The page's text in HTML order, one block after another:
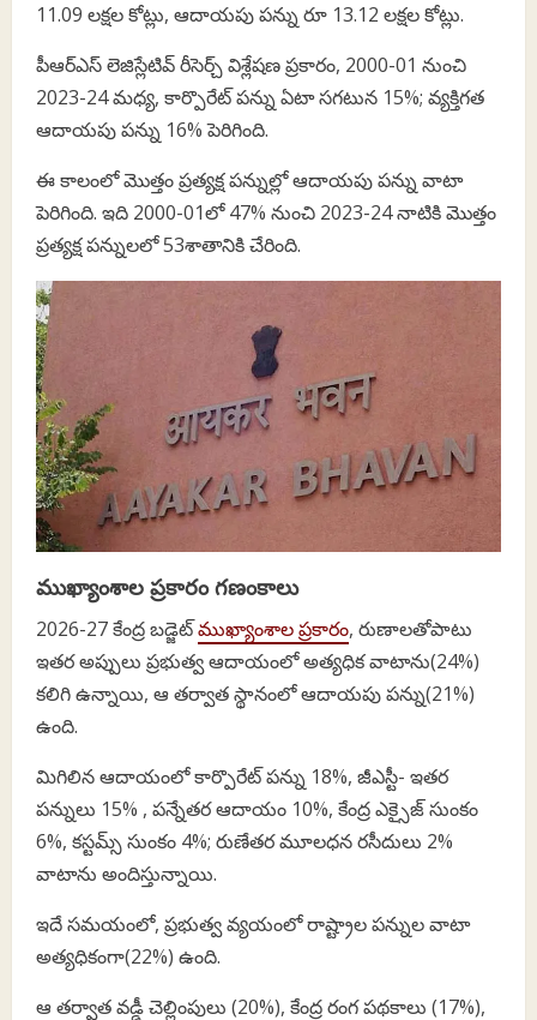
11.09 లక్షల కోట్లు, ఆదాయపు పన్ను రూ 13.12 లక్షల కోట్లు.
పీఆర్‌ఎస్‌ లెజిస్లేటివ్ రీసెర్చ్ విశ్లేషణ ప్రకారం, 2000-01 నుంచి
2023-24 మధ్య, కార్పొరేట్ పన్ను ఏటా సగటున 15%; వ్యక్తిగత
ఆదాయపు పన్ను 16% పెరిగింది.
ఈ కాలంలో మొత్తం ప్రత్యక్ష పన్నుల్లో ఆదాయపు పన్ను వాటా
పెరిగింది. ఇది 2000-01లో 47% నుంచి 2023-24 నాటికి మొత్తం
ప్రత్యక్ష పన్నులలో 53శాతానికి చేరింది.
ముఖ్యాంశాల ప్రకారం గణంకాలు
2026-27 కేంద్ర బడ్జెట్ముఖ్యాంశాల ప్రకారం, రుణాలతోపాటు
ఇతర అప్పులు ప్రభుత్వ ఆదాయంలో అత్యధిక వాటాను(24%)
కలిగి ఉన్నాయి, ఆ తర్వాత స్థానంలో ఆదాయపు పన్ను(21%)
ఉంది.
మిగిలిన ఆదాయంలో కార్పొరేట్ పన్ను 18%, జీఎస్టీ- ఇతర
పన్నులు 15% , పన్నేతర ఆదాయం 10%, కేంద్ర ఎక్సైజ్ సుంకం
6%, కస్టమ్స్ సుంకం 4%; రుణేతర మూలధన రసీదులు 2%
వాటాను అందిస్తున్నాయి.
ఇదే సమయంలో, ప్రభుత్వ వ్యయంలో రాష్ట్రాల పన్నుల వాటా
అత్యధికంగా(22%) ఉంది.
ఆ తర్వాత వడ్డీ చెల్లింపులు (20%), కేంద్ర రంగ పథకాలు (17%),